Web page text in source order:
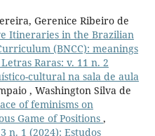
Gerenice Ribeiro de
Itineraries in the Brazilian
(BNCC): meanings
Raras: v. 11 n. 2
cultural na sala de aula
, Washington Silva de
of feminisms on
Game of Positions ,
n. 1 (2024): Estudos